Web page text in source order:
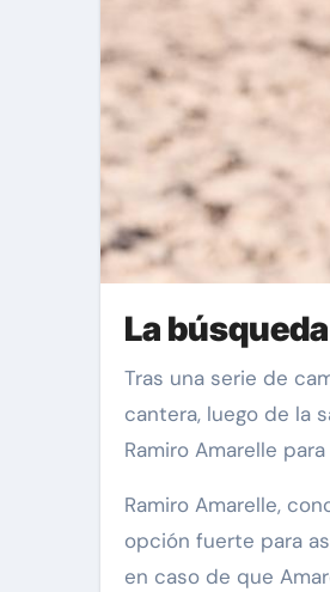
La
Tras una serie de cambios controvertidos en el personal del Deportivo La Coruña, el club está en busca de un nuevo responsable para la
cantera, luego de la
Ramiro Amarelle
Ramiro Amarelle,
opción fuerte para
en caso de que